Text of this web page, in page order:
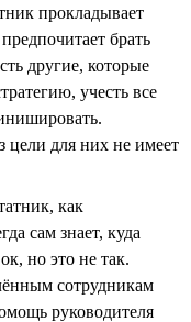
прокладывает
брать
другие, которые
учесть все
цели для них не имеет
как
сам знает, куда
но это не так.
сотрудникам
руководителя